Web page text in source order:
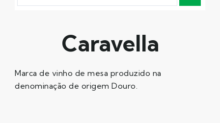
Caravella
Marca de vinho de mesa produzido na
denominação de origem Douro.